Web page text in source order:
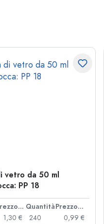
vetro da 50 ml
PP 18
Prezzo cad. Quantità
Prezzo cad.
1,30 €
240
0,99 €